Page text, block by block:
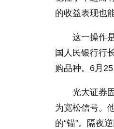
的收益表现也
这一操作
国人民银行行
购品种。6月
光大证券
为宽松信号。
的“锚”。隔夜